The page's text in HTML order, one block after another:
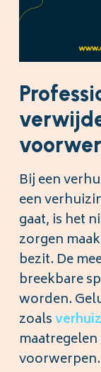
Bij een
een
gaat, is het
zorgen
bezit. De
breekbare
worden.
zoals
voorwerpen.